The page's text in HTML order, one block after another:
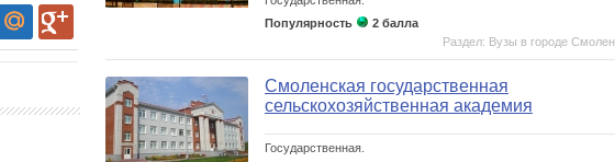
Популярность
2 балла
Раздел: Вузы в городе
Смоленская государственная
сельскохозяйственная академия
Государственная.